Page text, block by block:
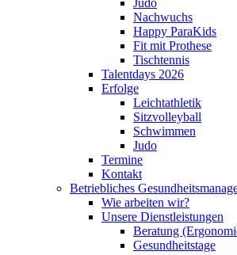
Nachwuchs
Happy ParaKids
Fit mit Prothese
Tischtennis
Talentdays 2026
Erfolge
Leichtathletik
Sitzvolleyball
Schwimmen
Judo
Termine
Kontakt
Betriebliches
Wie arbeiten wir?
Unsere Dienstleistungen
Beratung
Gesundheitstage